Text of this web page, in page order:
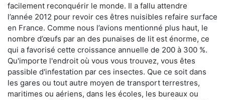
facilement reconquérir le monde. Il a fallu attendre
l’année 2012 pour revoir ces êtres nuisibles refaire surface
en France. Comme nous l’avions mentionné plus haut, le
nombre d’œufs par an des punaises de lit est énorme, ce
qui a favorisé cette croissance annuelle de 200 à 300 %.
Qu'importe l'endroit où vous vous trouvez, vous êtes
passible d'infestation par ces insectes. Que ce soit dans
les gares ou tout autre moyen de transport terrestres,
maritimes ou aériens, dans les écoles, les bureaux ou